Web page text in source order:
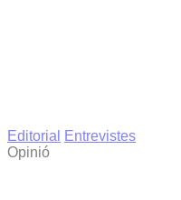
Editorial
Entrevistes
Opinió